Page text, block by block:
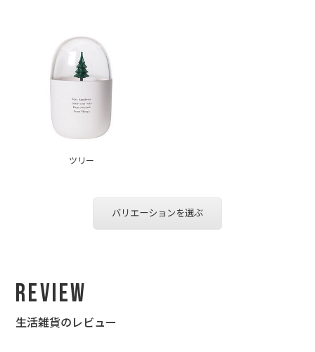
ツリー
バリエーションを選ぶ
Review
生活雑貨のレビュー